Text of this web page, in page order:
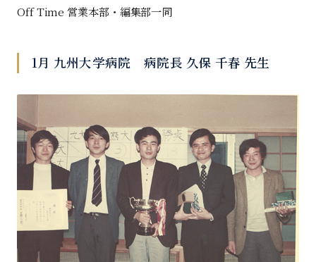
Off Time 営業本部・編集部一同
1月 九州大学病院 病院長 久保 千春 先生